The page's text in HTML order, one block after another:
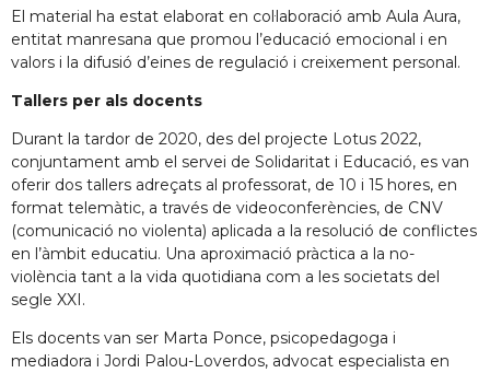
El material ha estat elaborat en col·laboració amb Aula Aura,
entitat manresana que promou l’educació emocional i en
valors i la difusió d’eines de regulació i creixement personal.
Tallers per als docents
Durant la tardor de 2020, des del projecte Lotus 2022,
conjuntament amb el servei de Solidaritat i Educació, es van
oferir dos tallers adreçats al professorat, de 10 i 15 hores, en
format telemàtic, a través de videoconferències, de CNV
(comunicació no violenta) aplicada a la resolució de conflictes
en l’àmbit educatiu. Una aproximació pràctica a la no-
violència tant a la vida quotidiana com a les societats del
segle XXI.
Els docents van ser Marta Ponce, psicopedagoga i
mediadora i Jordi Palou-Loverdos, advocat especialista en